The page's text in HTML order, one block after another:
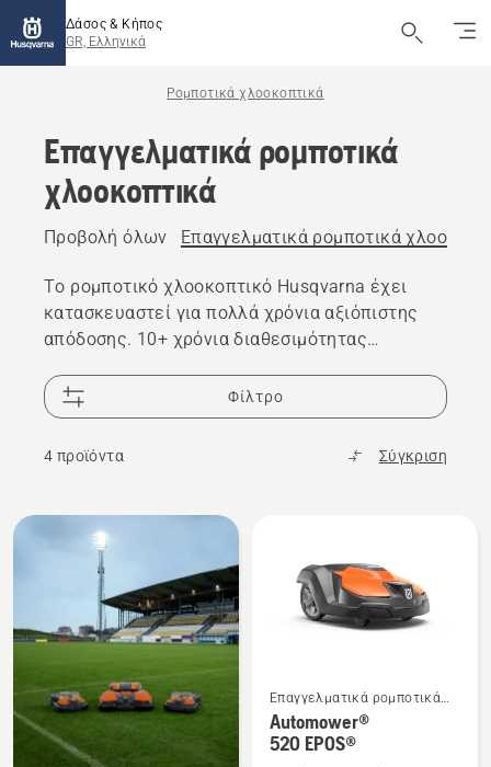
Δάσος & Κήπος
GR, Ελληνικά
Ρομποτικά χλοοκοπτικά
Επαγγελματικά ρομποτικά
χλοοκοπτικά
Προβολή όλων Επαγγελματικά ρομποτικά
Το ρομποτικό χλοοκοπτικό Husqvarna έχει
κατασκευαστεί για πολλά χρόνια αξιόπιστης
απόδοσης. 10+ χρόνια διαθεσιμότητας
25.000 μεταπωλητές σε όλο τον κόσμο είναι
στη διάθεσή σας αν χρειάζεστε υποστήριξη.s
Φίλτρο
4 προϊόντα Σύγκριση
Όλα
προϊόντα
Δείτε
περισσότερες
λεπτομέρειες
Επαγγελματικά ρομποτικά
χλοοκοπτικά
Automower®
520 EPOS®